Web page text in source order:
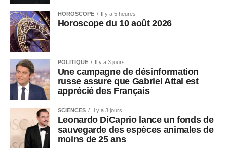
HOROSCOPE Il y a 5 heures
Horoscope du 10 août 2026
POLITIQUE Il y a 3 jours
Une campagne de désinformation
russe assure que Gabriel Attal est
apprécié des Français
SCIENCES Il y a 3 jours
Leonardo DiCaprio lance un fonds de
sauvegarde des espèces animales de
moins de 25 ans